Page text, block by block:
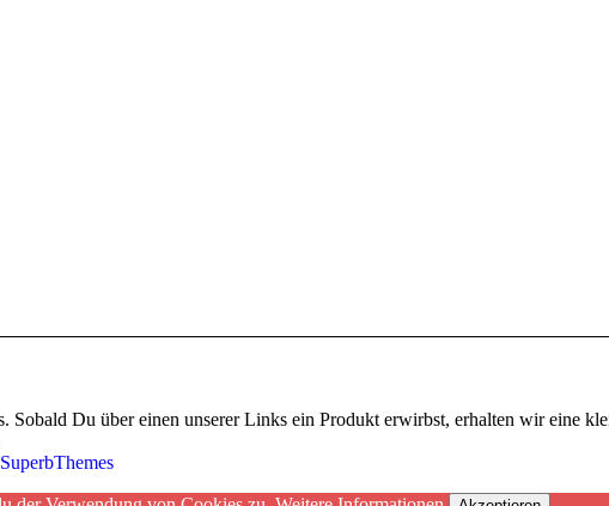
Sobald Du über einen unserer Links ein Produkt erwirbst, erhalten wir eine
SuperbThemes